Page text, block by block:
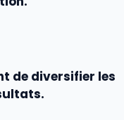
de diversifier les